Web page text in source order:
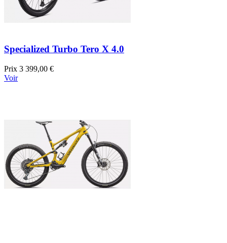
Specialized Turbo Tero X 4.0
Prix 3 399,00 €
Voir